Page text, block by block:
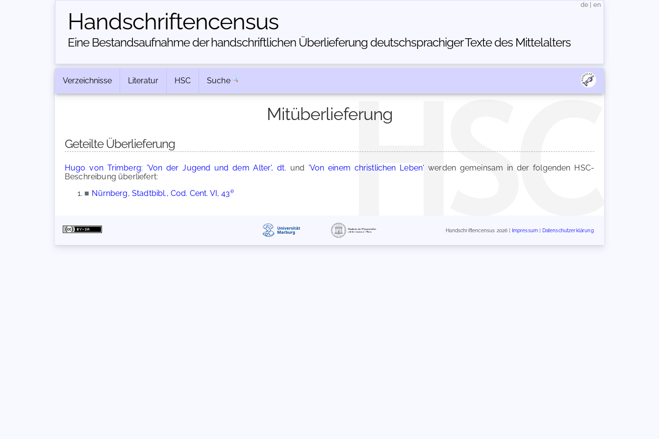
Handschriften­census
Eine Bestandsaufnahme der handschriftlichen Über­lieferung deutschsprachiger Texte des Mittelalters
de en
Verzeichnisse Literatur HSC Suche
Mitüberlieferung
Geteilte Überlieferung
Hugo von Trimberg: 'Von der Jugend und dem Alter', dt. und 'Von einem christlichen Leben' werden gemeinsam in der folgenden HSC-
Beschreibung überliefert:
■ Nürnberg, Stadtbibl., Cod. Cent. VI, 43e
Handschriftencensus 2026 | Impressum Datenschutzerklärung